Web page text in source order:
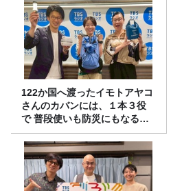
122か国へ渡ったイモトアヤコ
さんのカバンには、１本３役
で 普段使いも防災にもなる最
強の棒が入っていた！